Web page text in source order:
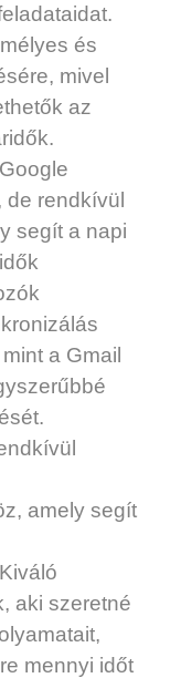
és
mivel
az
de rendkívül
segít a napi
a Gmail
amely segít
aki szeretné
mennyi időt